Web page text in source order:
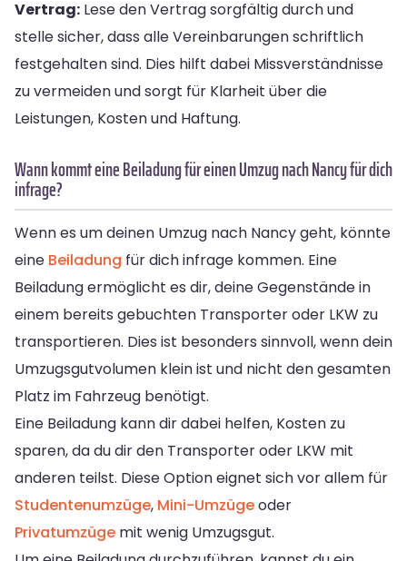
Vertrag: Lese den Vertrag sorgfältig durch und
stelle sicher, dass alle Vereinbarungen schriftlich
festgehalten sind. Dies hilft dabei Missverständnisse
zu vermeiden und sorgt für Klarheit über die
Leistungen, Kosten und Haftung.
Wann kommt eine Beiladung für einen Umzug nach Nancy für dich
infrage?
Wenn es um deinen Umzug nach Nancy geht, könnte
eine Beiladung für dich infrage kommen. Eine
Beiladung ermöglicht es dir, deine Gegenstände in
einem bereits gebuchten Transporter oder LKW zu
transportieren. Dies ist besonders sinnvoll, wenn dein
Umzugsgutvolumen klein ist und nicht den gesamten
Platz im Fahrzeug benötigt.
Eine Beiladung kann dir dabei helfen, Kosten zu
sparen, da du dir den Transporter oder LKW mit
anderen teilst. Diese Option eignet sich vor allem für
Studentenumzüge, Mini-Umzügeoder
Privatumzüge mit wenig Umzugsgut.